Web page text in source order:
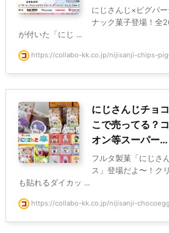
にじさんじ×ピグパ
ナック菓子登場！全
が付いた「にじ ...
https://collabo-kk.co.jp/nijisanji-chips-
にじさんじチョ
こで売ってる？
オン等スーパー…
フルタ製菓「にじさ
ス」登場だよ〜！ク
も貼れるダイカッ ...
https://collabo-kk.co.jp/nijisanji-